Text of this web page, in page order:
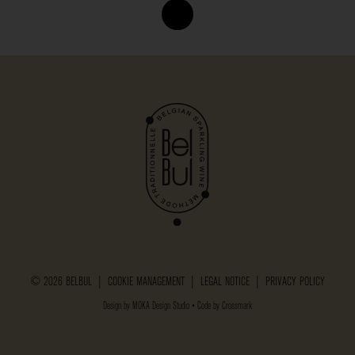
© 2026 BELBUL | COOKIE MANAGEMENT LEGAL NOTICE PRIVACY POLICY
Design by MOKA Design Studio • Code by Crossmark